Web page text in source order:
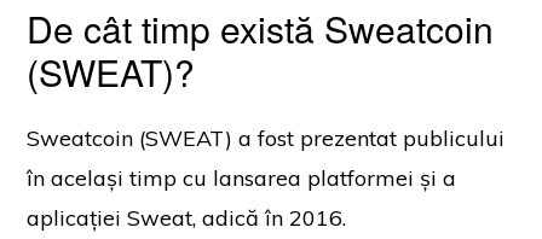
De cât timp există Sweatcoin
(SWEAT)?
Sweatcoin (SWEAT) a fost prezentat publicului
în același timp cu lansarea platformei și a
aplicației Sweat, adică în 2016.